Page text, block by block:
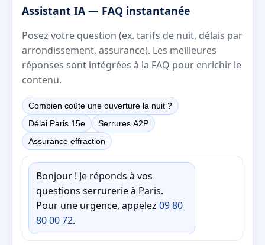
Assistant IA — FAQ instantanée
Posez votre question (ex. tarifs de nuit, délais par
arrondissement, assurance). Les meilleures
réponses sont intégrées à la FAQ pour enrichir le
contenu.
Combien coûte une ouverture la nuit ?
Délai Paris 15e
Serrures A2P
Assurance effraction
Bonjour ! Je réponds à vos
questions serrurerie à Paris.
Pour une urgence, appelez 09 80
80 00 72.